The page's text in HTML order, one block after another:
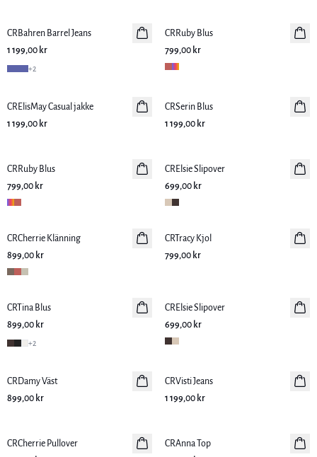
Nyhet
CRBahren Barrel Jeans
1 199,00 kr
+2
Nyhet
CRRuby Blus
799,00 kr
Nyhet
CRElisMay Casual jakke
1 199,00 kr
Nyhet
CRSerin Blus
1 199,00 kr
Nyhet
CRRuby Blus
799,00 kr
Nyhet
CRElsie Slipover
699,00 kr
Nyhet
CRCherrie Klänning
899,00 kr
Nyhet
CRTracy Kjol
799,00 kr
Nyhet
CRTina Blus
899,00 kr
+2
Nyhet
CRElsie Slipover
699,00 kr
Nyhet
CRDamy Väst
899,00 kr
Nyhet
CRVisti Jeans
1 199,00 kr
Nyhet
CRCherrie Pullover
Nyhet
CRAnna Top